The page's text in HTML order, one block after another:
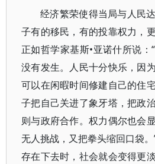
经济繁荣使得当局与人民
子有的移民，有的投靠权力，
正如哲学家基斯•亚诺什所说
没有发生。人民十分快乐，因
可以在闲暇时间修建自己的住
子把自己关进了象牙塔，把政
则与政府合作。权力偶尔也会
无人挑战，又把拳头缩回口袋
存在下去时，社会就会变得更